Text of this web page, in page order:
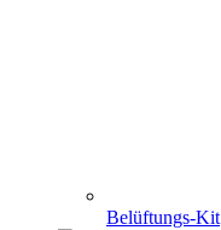
Belüftungs-Kit